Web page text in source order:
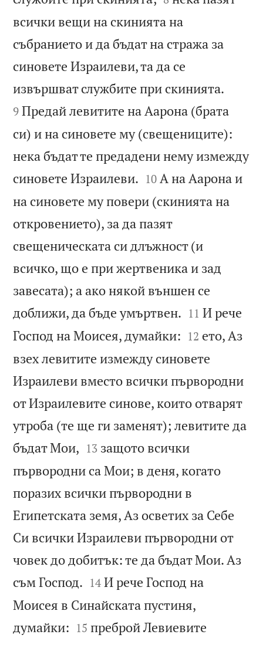
всички вещи на скинията на
събранието и да бъдат на стража за
синовете Израилеви, та да се
извършват службите при скинията.
9 Предай левитите на Аарона (брата
си) и на синовете му (свещениците):
нека бъдат те предадени нему измежду
синовете Израилеви. 

10 А на Аарона и
на синовете му повери (скинията на
откровението), за да пазят
свещеническата си длъжност (и
всичко, що е при жертвеника и зад
завесата); а ако някой външен се
доближи, да бъде умъртвен. 

11 И рече
Господ на Моисея, думайки: 

12 ето, Аз
взех левитите измежду синовете
Израилеви вместо всички първородни
от Израилевите синове, които отварят
утроба (те ще ги заменят); левитите да
бъдат Мои, 

13 защото всички
първородни са Мои; в деня, когато
поразих всички първородни в
Египетската земя, Аз осветих за Себе
Си всички Израилеви първородни от
човек до добитък: те да бъдат Мои. Аз
съм Господ. 

14 И рече Господ на
Моисея в Синайската пустиня,
думайки: 

15 преброй Левиевите